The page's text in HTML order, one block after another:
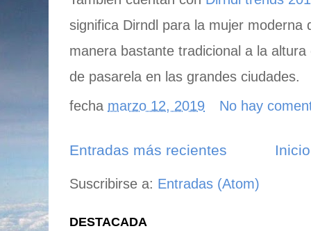
significa Dirndl para la mujer moderna
manera bastante tradicional a la
de pasarela en las grandes ciudades.
fecha marzo 12, 2019 No hay
Entradas más recientes Inicio
Suscribirse a: Entradas (Atom)
DESTACADA